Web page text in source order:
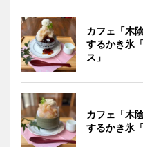
カフェ「木
するかき氷
ス」
カフェ「木
するかき氷